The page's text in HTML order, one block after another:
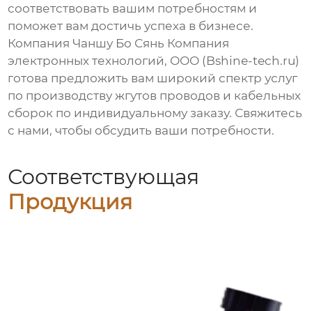
соответствовать вашим потребностям и
поможет вам достичь успеха в бизнесе.
Компания Чаншу Бо Сянь Компания
электронных технологий, ООО (Bshine-tech.ru)
готова предложить вам широкий спектр услуг
по производствужгутов проводов и кабельных
сборок по индивидуальному заказу. Свяжитесь
с нами, чтобы обсудить ваши потребности.
Соответствующая
Продукция